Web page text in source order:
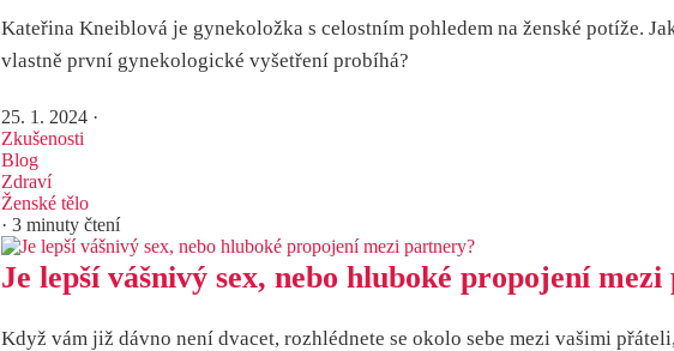
Kateřina Kneiblová je gynekoložka s celostním pohledem na ženské potíže.
vlastně první gynekologické vyšetření probíhá?
25. 1. 2024 ·
Zkušenosti
Blog
Zdraví
Ženské tělo
· 3 minuty čtení
Je lepší vášnivý sex, nebo hluboké propojení
Když vám již dávno není dvacet, rozhlédnete se okolo sebe mezi vašimi